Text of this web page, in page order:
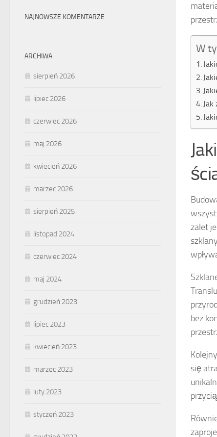
W
Jak
zalet
bez
się
NAJNOWSZE KOMENTARZE
ARCHIWA
sierpień 2026
lipiec 2026
czerwiec 2026
maj 2026
kwiecień 2026
marzec 2026
sierpień 2025
listopad 2024
czerwiec 2024
maj 2024
grudzień 2023
lipiec 2023
kwiecień 2023
marzec 2023
luty 2023
styczeń 2023